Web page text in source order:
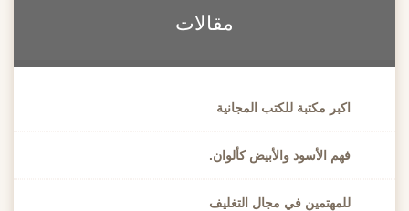
مقالات
اكبر مكتبة للكتب المجانية
فهم الأسود والأبيض كألوان.
للمهتمين في مجال التغليف